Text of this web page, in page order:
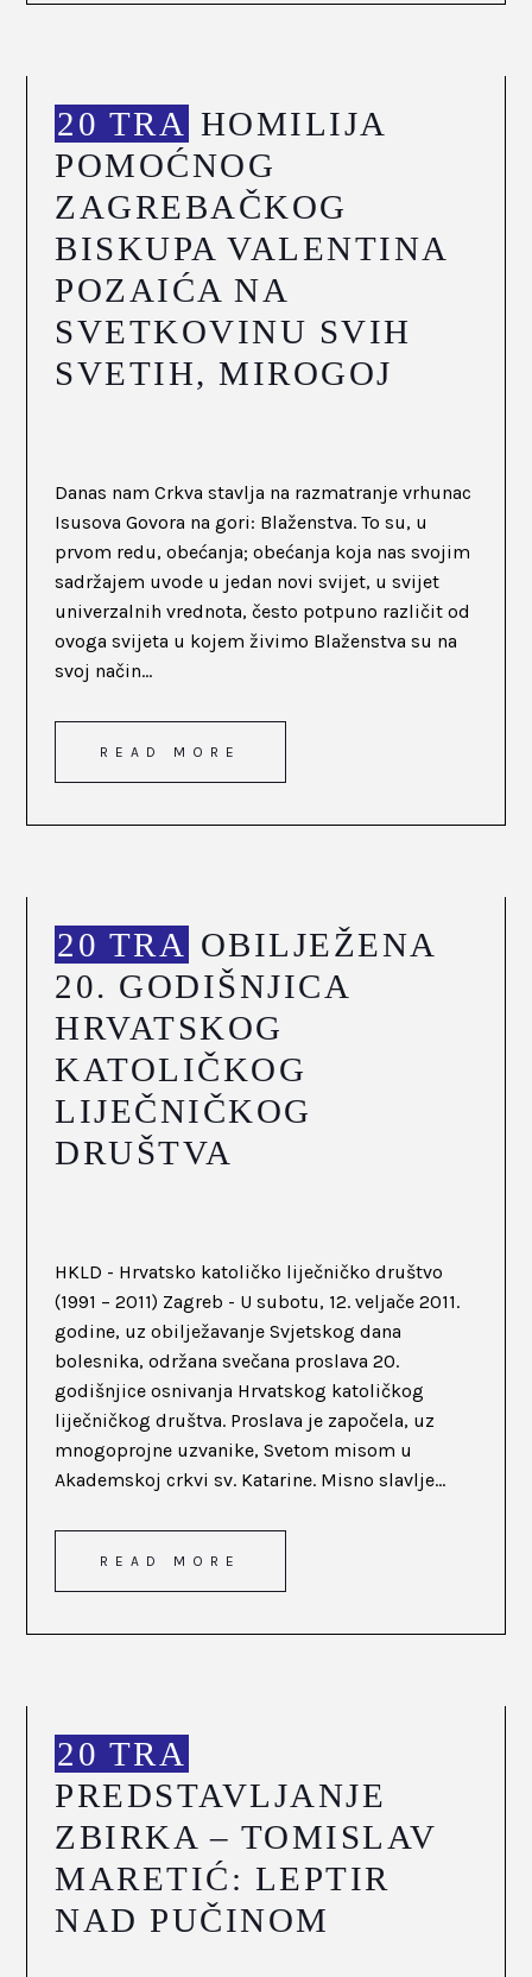
20 TRA HOMILIJA
POMOĆNOG
ZAGREBAČKOG
BISKUPA VALENTINA
POZAIĆA NA
SVETKOVINU SVIH
SVETIH, MIROGOJ
Danas nam Crkva stavlja na razmatranje vrhunac
Isusova Govora na gori: Blaženstva. To su, u
prvom redu, obećanja; obećanja koja nas svojim
sadržajem uvode u jedan novi svijet, u svijet
univerzalnih vrednota, često potpuno različit od
ovoga svijeta u kojem živimo Blaženstva su na
svoj način...
READ MORE
20 TRA OBILJEŽENA
20. GODIŠNJICA
HRVATSKOG
KATOLIČKOG
LIJEČNIČKOG
DRUŠTVA
HKLD - Hrvatsko katoličko liječničko društvo
(1991 – 2011) Zagreb - U subotu, 12. veljače 2011.
godine, uz obilježavanje Svjetskog dana
bolesnika, održana svečana proslava 20.
godišnjice osnivanja Hrvatskog katoličkog
liječničkog društva. Proslava je započela, uz
mnogoprojne uzvanike, Svetom misom u
Akademskoj crkvi sv. Katarine. Misno slavlje...
READ MORE
20 TRA
PREDSTAVLJANJE
ZBIRKA – TOMISLAV
MARETIĆ: LEPTIR
NAD PUČINOM